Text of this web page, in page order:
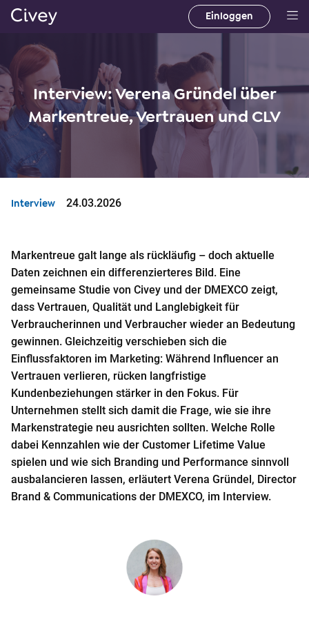
t
i
l
t
n
n
e
Einloggen
Interview: Verena Gründel über
Markentreue, Vertrauen und CLV
Interview 24.03.2026
Markentreue galt lange als rückläufig – doch aktuelle
Daten zeichnen ein differenzierteres Bild. Eine
gemeinsame Studie von Civey und der DMEXCO zeigt,
dass Vertrauen, Qualität und Langlebigkeit für
Verbraucherinnen und Verbraucher wieder an Bedeutung
gewinnen. Gleichzeitig verschieben sich die
Einflussfaktoren im Marketing: Während Influencer an
Vertrauen verlieren, rücken langfristige
Kundenbeziehungen stärker in den Fokus. Für
Unternehmen stellt sich damit die Frage, wie sie ihre
Markenstrategie neu ausrichten sollten. Welche Rolle
dabei Kennzahlen wie der Customer Lifetime Value
spielen und wie sich Branding und Performance sinnvoll
ausbalancieren lassen, erläutert Verena Gründel, Director
Brand & Communications der DMEXCO, im Interview.